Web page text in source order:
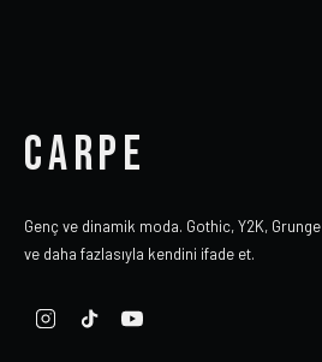
CARPE
Genç ve dinamik moda. Gothic, Y2K, Grunge
ve daha fazlasıyla kendini ifade et.